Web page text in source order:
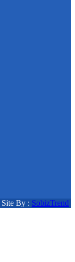
By : SobizTrend